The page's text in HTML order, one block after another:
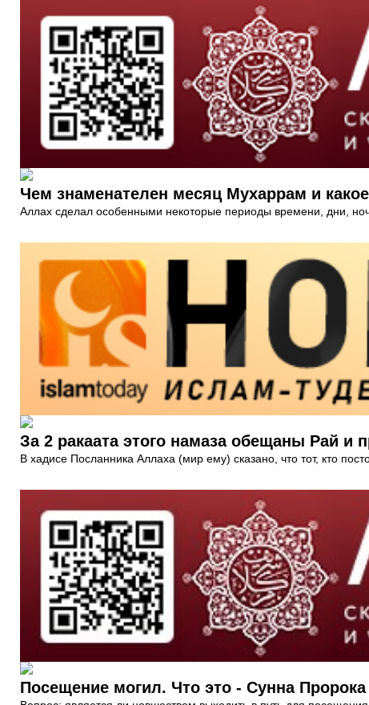
Чем знаменателен месяц Мухаррам и
Аллах сделал особенными некоторые периоды времени, дни,
За 2 ракаата этого намаза обещаны Рай и
В хадисе Посланника Аллаха (мир ему) сказано, что тот, кто
Посещение могил. Что это - Сунна